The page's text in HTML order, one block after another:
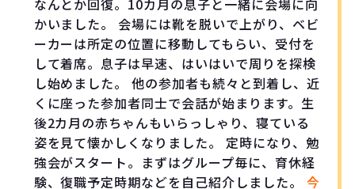
なんとか回復。10カ月の息子と一緒に会場に向
かいました。 会場には靴を脱いで上がり、ベビ
ーカーは所定の位置に移動してもらい、受付を
して着席。息子は早速、はいはいで周りを探検
し始めました。 他の参加者も続々と到着し、近
くに座った参加者同士で会話が始まります。生
後2カ月の赤ちゃんもいらっしゃり、寝ている
姿を見て懐かしくなりました。 定時になり、勉
強会がスタート。まずはグループ毎に、育休経
験、復職予定時期などを自己紹介しました。 今